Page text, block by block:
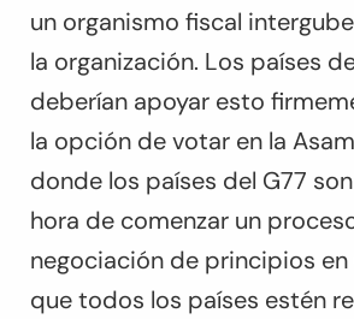
un organismo fiscal
la organización. Los países
deberían apoyar esto
la opción de votar en la
donde los países del G77
hora de comenzar un
negociación de principios en
que todos los países estén